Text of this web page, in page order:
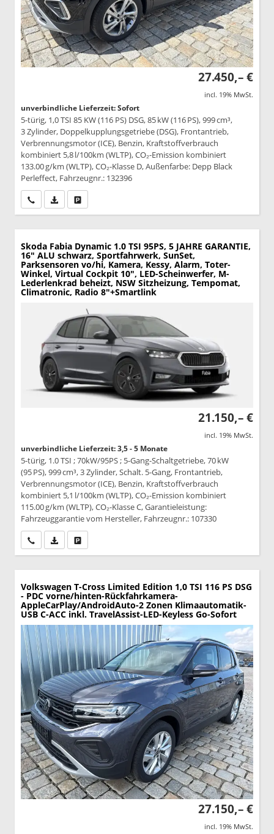
27.450,– €
incl. 19% MwSt.
unverbindliche Lieferzeit: Sofort
5-türig, 1,0 TSI 85 KW (116 PS) DSG, 85 kW (116 PS), 999 cm³,
3 Zylinder, Doppelkupplungsgetriebe (DSG), Frontantrieb,
Verbrennungsmotor (ICE), Benzin, Kraftstoffverbrauch
kombiniert 5,8 l/100km (WLTP), CO₂-Emission kombiniert
133.00 g/km (WLTP), CO₂-Klasse D, Außenfarbe: Depp Black
Perleffect, Fahrzeugnr.: 132396
Wir rufen Sie anPDF-Datei, Fahrzeugexposé drucken
Skoda Fabia Dynamic 1.0 TSI 95PS, 5 JAHRE GARANTIE,
16" ALU schwarz, Sportfahrwerk, SunSet,
Parksensoren vo/hi, Kamera, Kessy, Alarm, Toter-
Winkel, Virtual Cockpit 10", LED-Scheinwerfer, M-
Lederlenkrad beheizt, NSW Sitzheizung, Tempomat,
Climatronic, Radio 8"+Smartlink
21.150,– €
incl. 19% MwSt.
unverbindliche Lieferzeit: 3,5 - 5 Monate
5-türig, 1.0 TSI ; 70kW/95PS ; 5-Gang-Schaltgetriebe, 70 kW
(95 PS), 999 cm³, 3 Zylinder, Schalt. 5-Gang, Frontantrieb,
Verbrennungsmotor (ICE), Benzin, Kraftstoffverbrauch
kombiniert 5,1 l/100km (WLTP), CO₂-Emission kombiniert
115.00 g/km (WLTP), CO₂-Klasse C, Garantieleistung:
Fahrzeuggarantie vom Hersteller, Fahrzeugnr.: 107330
Wir rufen Sie anPDF-Datei, Fahrzeugexposé drucken
Volkswagen T-Cross Limited Edition 1,0 TSI 116 PS DSG
- PDC vorne/hinten-Rückfahrkamera-
AppleCarPlay/AndroidAuto-2 Zonen Klimaautomatik-
USB C-ACC inkl. TravelAssist-LED-Keyless Go-Sofort
27.150,– €
incl. 19% MwSt.